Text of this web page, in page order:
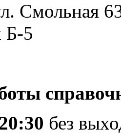
Смольная
Б-5
без